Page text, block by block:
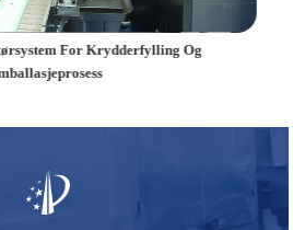
For Håndtering Av Mat Og
Batteriprodukter